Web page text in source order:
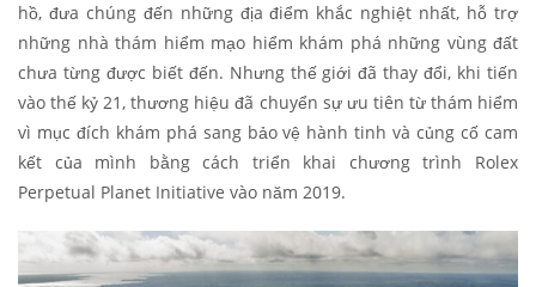
hồ, đưa chúng đến những địa điểm khắc nghiệt nhất, hỗ trợ
những nhà thám hiểm mạo hiểm khám phá những vùng đất
chưa từng được biết đến. Nhưng thế giới đã thay đổi, khi tiến
vào thế kỷ 21, thương hiệu đã chuyển sự ưu tiên từ thám hiểm
vì mục đích khám phá sang bảo vệ hành tinh và củng cố cam
kết của mình bằng cách triển khai chương trình Rolex
Perpetual Planet Initiative vào năm 2019.